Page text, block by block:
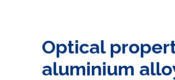
Optical
aluminium